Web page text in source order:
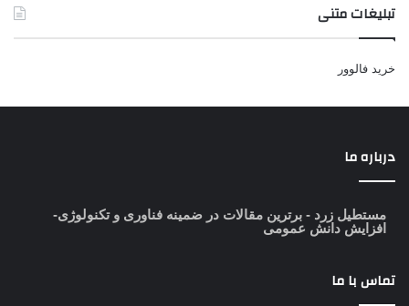
تبلیغات متنی
خرید فالوور
درباره ما
مستطیل زرد - برترین مقالات در ضمینه فناوری و تکنولوژی-
افزایش دانش عمومی
تماس با ما